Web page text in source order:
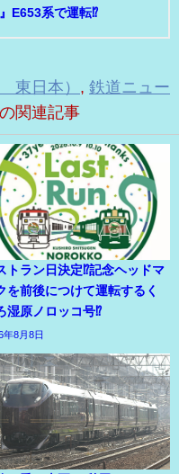
E653系で運転⁉
東日本） , 鉄道ニュー
の関連記事
トラン日決定⁉記念ヘッドマ
を前後につけて運転するく
湿原ノロッコ号⁉
年8月8日